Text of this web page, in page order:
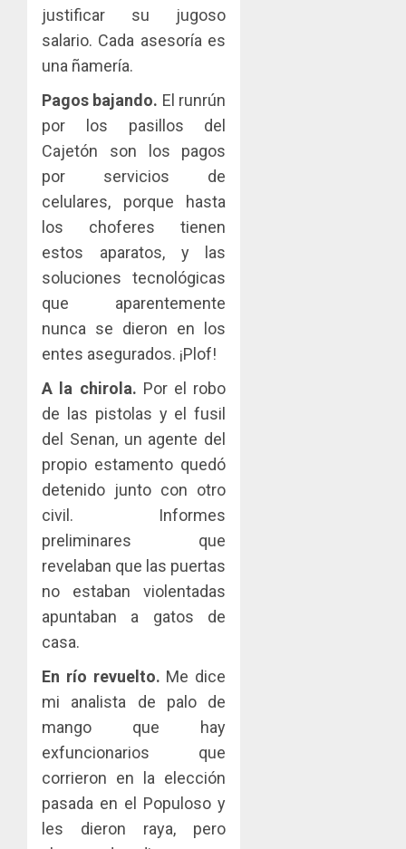
justificar su jugoso
salario. Cada asesoría es
una ñamería.
Pagos bajando. El runrún
por los pasillos del
Cajetón son los pagos
por servicios de
celulares, porque hasta
los choferes tienen
estos aparatos, y las
soluciones tecnológicas
que aparentemente
nunca se dieron en los
entes asegurados. ¡Plof!
A la chirola. Por el robo
de las pistolas y el fusil
del Senan, un agente del
propio estamento quedó
detenido junto con otro
civil. Informes
preliminares que
revelaban que las puertas
no estaban violentadas
apuntaban a gatos de
casa.
En río revuelto. Me dice
mi analista de palo de
mango que hay
exfuncionarios que
corrieron en la elección
pasada en el Populoso y
les dieron raya, pero